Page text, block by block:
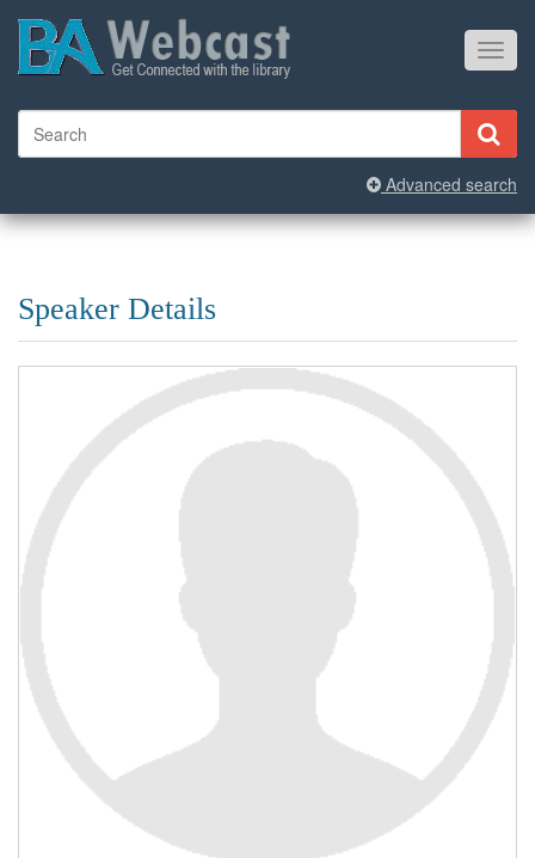
Advanced search
Speaker Details